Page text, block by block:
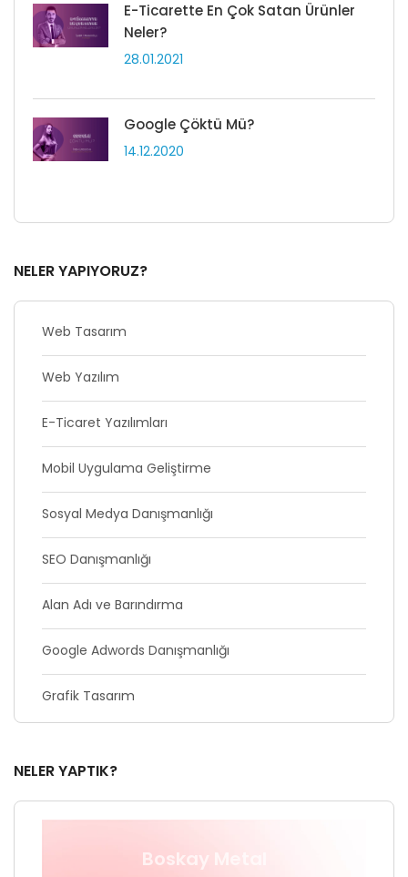
E-Ticarette En Çok Satan Ürünler
Neler?
28.01.2021
Google Çöktü Mü?
14.12.2020
NELER YAPIYORUZ?
Web Tasarım
Web Yazılım
E-Ticaret Yazılımları
Mobil Uygulama Geliştirme
Sosyal Medya Danışmanlığı
SEO Danışmanlığı
Alan Adı ve Barındırma
Google Adwords Danışmanlığı
Grafik Tasarım
NELER YAPTIK?
Boskay Metal